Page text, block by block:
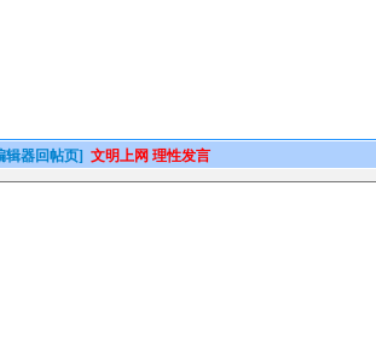
辑器回帖页] 文明上网 理性发言